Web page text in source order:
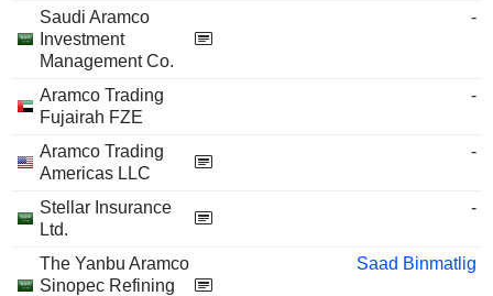
Saudi Aramco
Investment
Management Co.
-
Aramco Trading
Fujairah FZE
-
Aramco Trading
Americas LLC
-
Stellar Insurance
Ltd.
-
The Yanbu Aramco
Sinopec Refining
Saad Binmatlig